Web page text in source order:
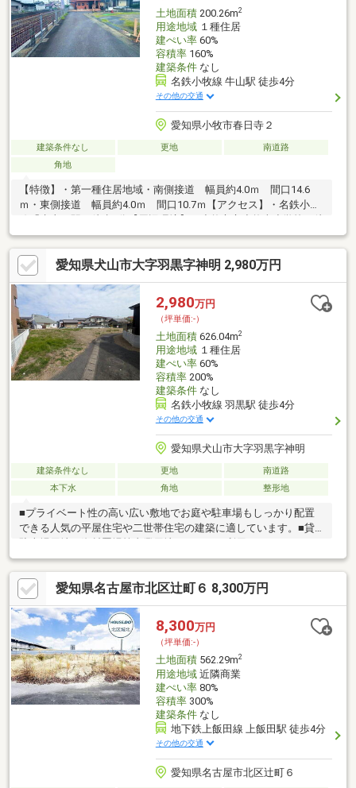
土地面積200.26m2
用途地域１種住居
建ぺい率60%
容積率160%
建築条件なし
名鉄小牧線 牛山駅 徒歩4分
その他の交通
愛知県小牧市春日寺２
建築条件なし 更地
南道路
角地
【特徴】・第一種住居地域・南側接道 幅員約4.0ｍ 間口14.6
ｍ・東側接道 幅員約4.0ｍ 間口10.7ｍ【アクセス】・名鉄小牧
歩28分（約2200ｍ）・小牧市立応時中学校 徒歩35分（約2750
ｍ）・セブンイレブン小牧南外山店 徒歩12分（約950ｍ）◆頭
金0円から購入可能！◆提携金融機関多数、住宅ローンご相談く
ださい！◆車でまとめてご案内可能！◆土日も営業！即日対応さ
せていただきます！
愛知県犬山市大字羽黒字神明 2,980万円
2,980万円
（坪単価:-）
土地面積626.04m2
用途地域１種住居
建ぺい率60%
容積率200%
建築条件なし
名鉄小牧線 羽黒駅 徒歩4分
その他の交通
愛知県犬山市大字羽黒字神明
建築条件なし 更地
南道路
本下水
角地 整形地
■プライベート性の高い広い敷地でお庭や駐車場もしっかり配置
できる人気の平屋住宅や二世帯住宅の建築に適しています。■貸
■敷地面積が広くお子様を遊ばせるスペース、人気の家庭菜園や
ドックランもお楽しみいただけます。■名鉄小牧線「羽黒」駅徒
歩4分の駅近稀少な立地です。建築条件はありませんので、お好み
のハウスメーカー、工務店等で建築していただけます。■建築時
にセットバックすることで、前面道路は通りやすくなります！■
仮測量面積は720.06㎡（約217.81坪）ございます！■分筆相談可、
分筆ライン及び分筆面積もご相談ください！
愛知県名古屋市北区辻町６ 8,300万円
8,300万円
（坪単価:-）
土地面積562.29m2
用途地域近隣商業
建ぺい率80%
容積率300%
建築条件なし
地下鉄上飯田線 上飯田駅 徒歩4分
その他の交通
愛知県名古屋市北区辻町６